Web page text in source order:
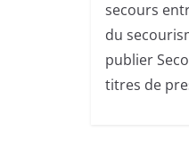
secours
du
publier
titres de